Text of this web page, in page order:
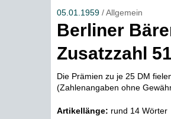
05.01.1959/ Allgemein
Berliner
Zusatzzahl
Die Prämien zu je 25 DM
(Zahlenangaben ohne
Artikellänge: rund 14 Wörter